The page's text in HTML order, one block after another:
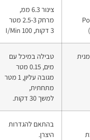
צינור 6.3 ממ,
מרחק 2.5-3 מטר
3 דקות, 100 I/Min
טבילה במיכל עם
מים, 0.15 מטר
מגובה עליון, 1 מטר
מתחתית,
למשך 30 דקות.
בהתאם להגדרות
היצרן.